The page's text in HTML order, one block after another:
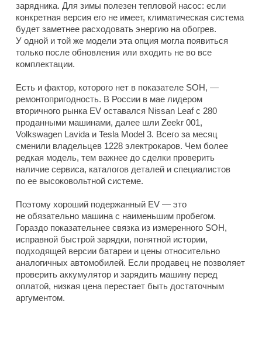
зарядника. Для зимы полезен тепловой насос: если
конкретная версия его не имеет, климатическая система
будет заметнее расходовать энергию на обогрев.
У одной и той же модели эта опция могла появиться
только после обновления или входить не во все
комплектации.
Есть и фактор, которого нет в показателе SOH, —
ремонтопригодность. В России в мае лидером
вторичного рынка EV оставался Nissan Leaf с 280
проданными машинами, далее шли Zeekr 001,
Volkswagen Lavida и Tesla Model 3. Всего за месяц
сменили владельцев 1228 электрокаров. Чем более
редкая модель, тем важнее до сделки проверить
наличие сервиса, каталогов деталей и специалистов
по ее высоковольтной системе.
Поэтому хороший подержанный EV — это
не обязательно машина с наименьшим пробегом.
Гораздо показательнее связка из измеренного SOH,
исправной быстрой зарядки, понятной истории,
подходящей версии батареи и цены относительно
аналогичных автомобилей. Если продавец не позволяет
проверить аккумулятор и зарядить машину перед
оплатой, низкая цена перестает быть достаточным
аргументом.